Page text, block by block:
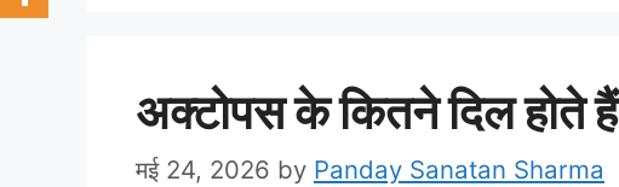
अक्टोपस के कितने दिल होते हैं
मई 24, 2026 by Panday Sanatan Sharma